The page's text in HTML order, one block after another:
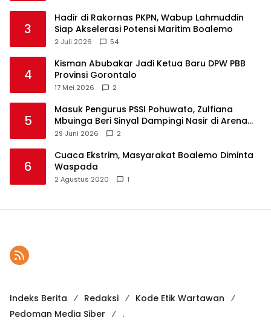
3
Hadir di Rakornas PKPN, Wabup Lahmuddin
Siap Akselerasi Potensi Maritim Boalemo
2 Juli 2026 54
4
Kisman Abubakar Jadi Ketua Baru DPW PBB
Provinsi Gorontalo
17 Mei 2026 2
5
Masuk Pengurus PSSI Pohuwato, Zulfiana
Mbuinga Beri Sinyal Dampingi Nasir di Arena
Politik ?
29 Juni 2026 2
6
Cuaca Ekstrim, Masyarakat Boalemo Diminta
Waspada
2 Agustus 2020 1
Indeks Berita Redaksi
Kode Etik Wartawan
Pedoman Media Siber
.